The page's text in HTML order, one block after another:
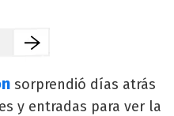
sorprendió días atrás
y entradas para ver la